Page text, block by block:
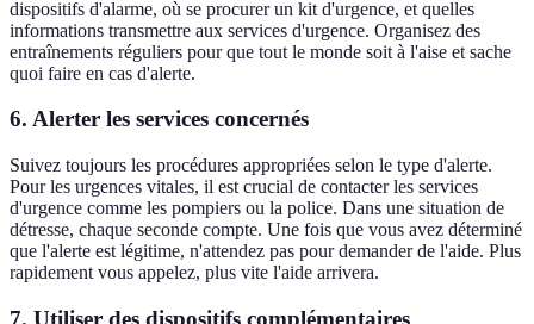
dispositifs d'alarme, où se procurer un kit d'urgence, et quelles
informations transmettre aux services d'urgence. Organisez des
entraînements réguliers pour que tout le monde soit à l'aise et sache
quoi faire en cas d'alerte.
6. Alerter les services concernés
Suivez toujours les procédures appropriées selon le type d'alerte.
Pour les urgences vitales, il est crucial de contacter les services
d'urgence comme les pompiers ou la police. Dans une situation de
détresse, chaque seconde compte. Une fois que vous avez déterminé
que l'alerte est légitime, n'attendez pas pour demander de l'aide. Plus
rapidement vous appelez, plus vite l'aide arrivera.
7. Utiliser des dispositifs complémentaires